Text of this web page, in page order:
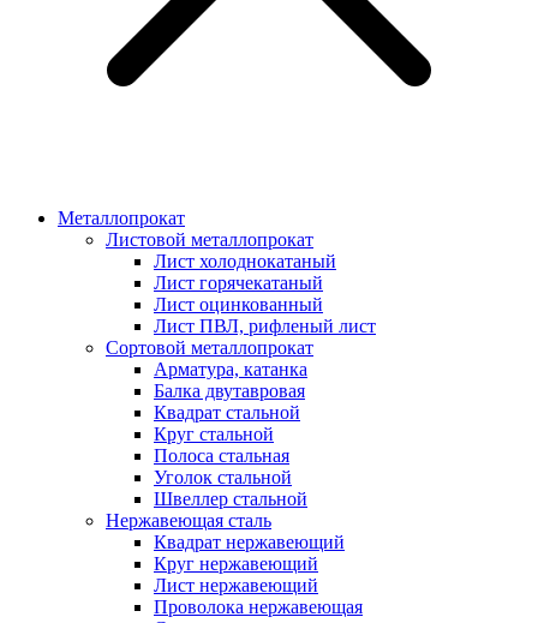
Металлопрокат
Листовой металлопрокат
Лист холоднокатаный
Лист горячекатаный
Лист оцинкованный
Лист ПВЛ, рифленый лист
Сортовой металлопрокат
Арматура, катанка
Балка двутавровая
Квадрат стальной
Круг стальной
Полоса стальная
Уголок стальной
Швеллер стальной
Нержавеющая сталь
Квадрат нержавеющий
Круг нержавеющий
Лист нержавеющий
Проволока нержавеющая